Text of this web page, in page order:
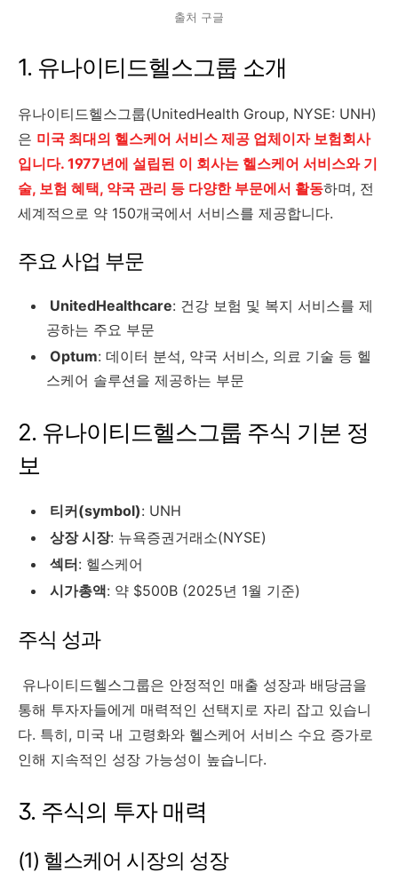
출처 구글
1. 유나이티드헬스그룹 소개
유나이티드헬스그룹(UnitedHealth Group, NYSE: UNH)
은 미국 최대의 헬스케어 서비스 제공 업체이자 보험회사
입니다. 1977년에 설립된 이 회사는 헬스케어 서비스와 기
술, 보험 혜택, 약국 관리 등 다양한 부문에서 활동하며, 전
세계적으로 약 150개국에서 서비스를 제공합니다.
주요 사업 부문
UnitedHealthcare: 건강 보험 및 복지 서비스를 제
공하는 주요 부문
Optum: 데이터 분석, 약국 서비스, 의료 기술 등 헬
스케어 솔루션을 제공하는 부문
2. 유나이티드헬스그룹 주식 기본 정
보
티커(symbol): UNH
상장 시장: 뉴욕증권거래소(NYSE)
섹터: 헬스케어
시가총액: 약 $500B (2025년 1월 기준)
주식 성과
유나이티드헬스그룹은 안정적인 매출 성장과 배당금을
통해 투자자들에게 매력적인 선택지로 자리 잡고 있습니
다. 특히, 미국 내 고령화와 헬스케어 서비스 수요 증가로
인해 지속적인 성장 가능성이 높습니다.
3. 주식의 투자 매력
(1) 헬스케어 시장의 성장